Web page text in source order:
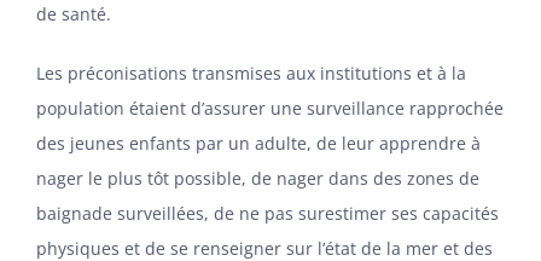
de santé.
Les préconisations transmises aux institutions et à la
population étaient d’assurer une surveillance rapprochée
des jeunes enfants par un adulte, de leur apprendre à
nager le plus tôt possible, de nager dans des zones de
baignade surveillées, de ne pas surestimer ses capacités
physiques et de se renseigner sur l’état de la mer et des